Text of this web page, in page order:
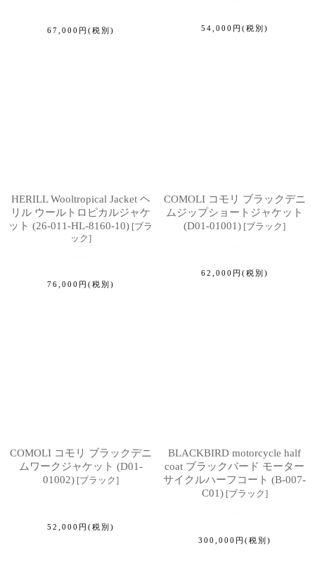
67,000 円 (税別) 54,000 円 (税別)
HERILL Wooltropical Jacket ヘ
リル ウールトロピカルジャケ
ット (26-011-HL-8160-10) [ブラ
ック]
76,000 円 (税別)
COMOLI コモリ ブラックデニ
ムジップショートジャケット
(D01-01001) [ブラック]
62,000 円 (税別)
COMOLI コモリ ブラックデニ
ムワークジャケット (D01-
01002) [ブラック]
52,000 円 (税別)
BLACKBIRD motorcycle half
coat ブラックバード モーター
サイクルハーフコート (B-007-
C01) [ブラック]
300,000 円 (税別)